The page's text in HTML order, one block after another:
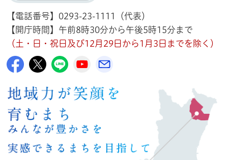
【電話番号】0293-23-1111（代表）
【開庁時間】午前8時30分から午後5時15分まで
（土・日・祝日及び12月29日から1月3日までを除く）
高萩市公式Facebook
高萩市公式X
高萩市公式LINE
高萩市YouTube公式チャンネル